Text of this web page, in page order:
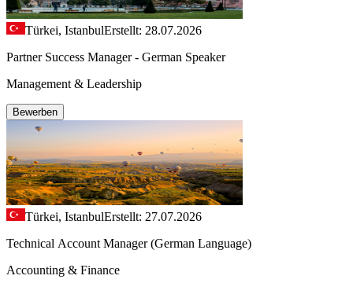
Türkei, IstanbulErstellt: 28.07.2026
Partner Success Manager - German Speaker
Management & Leadership
Bewerben
Türkei, IstanbulErstellt: 27.07.2026
Technical Account Manager (German Language)
Accounting & Finance